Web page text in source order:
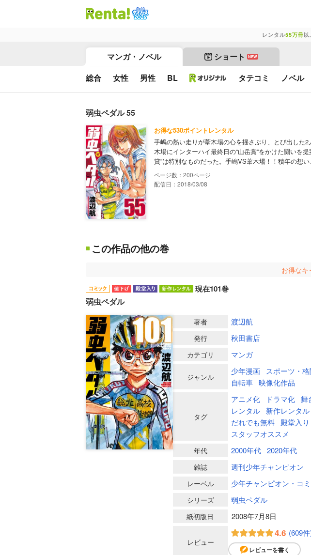
レンタル55万冊以
マンガ・ノベル ショート NEW
総合 女性 男性 BL タテコミ ノベル
弱虫ペダル 55
お得な530ポイントレンタル
手嶋の熱い走りが葦木場の心を揺さぶり、とび出した
木場にインターハイ最終日の“山岳賞”をかけた闘いを
賞”は特別なものだった。手嶋VS葦木場！！積年の想い
200
配信日：2018/03/08
この作品の他の巻
お得なキ
現在101巻
弱虫ペダル
著者 渡辺航
発行 秋田書店
カテゴリ マンガ
ジャンル
少年漫画 スポーツ・
自転車 映像化作品
タグ
アニメ化 ドラマ化 舞
レンタル
新作レンタル
だれでも無料
殿堂入り
スタッフオススメ
年代 2000年代 2020年代
雑誌 週刊少年チャンピオン
レーベル 少年チャンピオン・コ
シリーズ 弱虫ペダル
紙初版日 2008年7月8日
レビュー
4.6 (609
レビューを書く